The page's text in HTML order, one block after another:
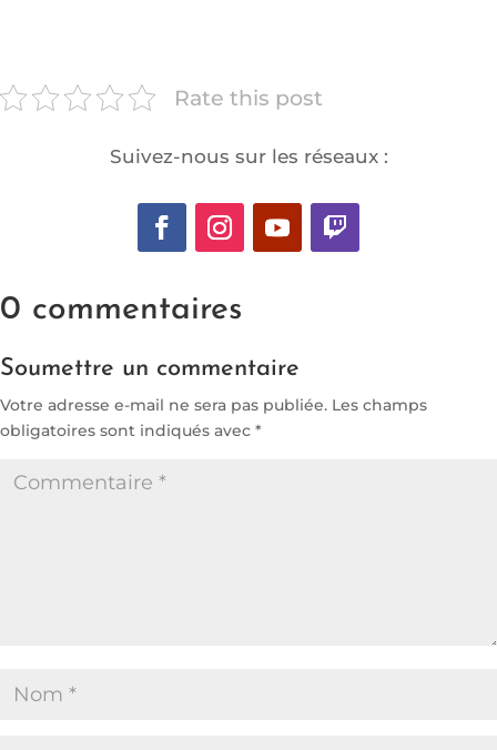
Rate this post
Suivez-nous sur les réseaux :
0 commentaires
Soumettre un commentaire
Votre adresse e-mail ne sera pas publiée. Les champs
obligatoires sont indiqués avec *